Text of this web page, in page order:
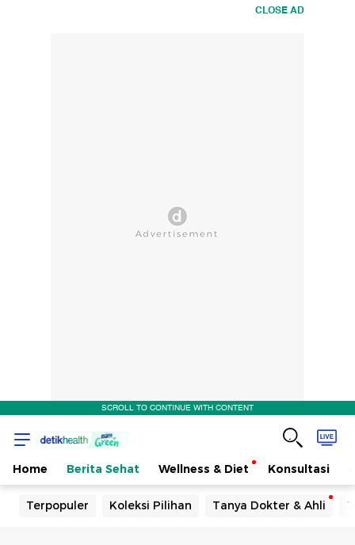
CLOSE AD
SCROLL TO CONTINUE WITH CONTENT
Home Berita Sehat Wellness & Diet Konsultasi
Terpopuler Koleksi Pilihan Tanya Dokter & Ahli